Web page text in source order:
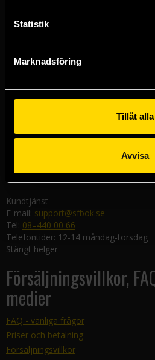
Statistik
Marknadsföring
Tillåt alla
Avvisa
Västerlånggatan 48
Göteborgsbutiken
Kungsgatan 19
Malmöbutiken
582 19 Linköping
Kundtjänst
E-mail: support@sfbok.se
Tel: 08–440 00 66
Telefontider: 12-14 måndag-torsdag
Stängt helger
Försäljningsvillkor,
medier
FAQ - vanliga frågor
Priser och betalning
Försäljningsvillkor